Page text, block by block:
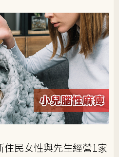
民女性與先生經營1家